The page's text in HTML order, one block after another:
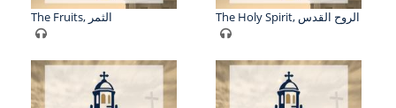
The Fruits, الثمر The Holy Spirit, الروح القدس